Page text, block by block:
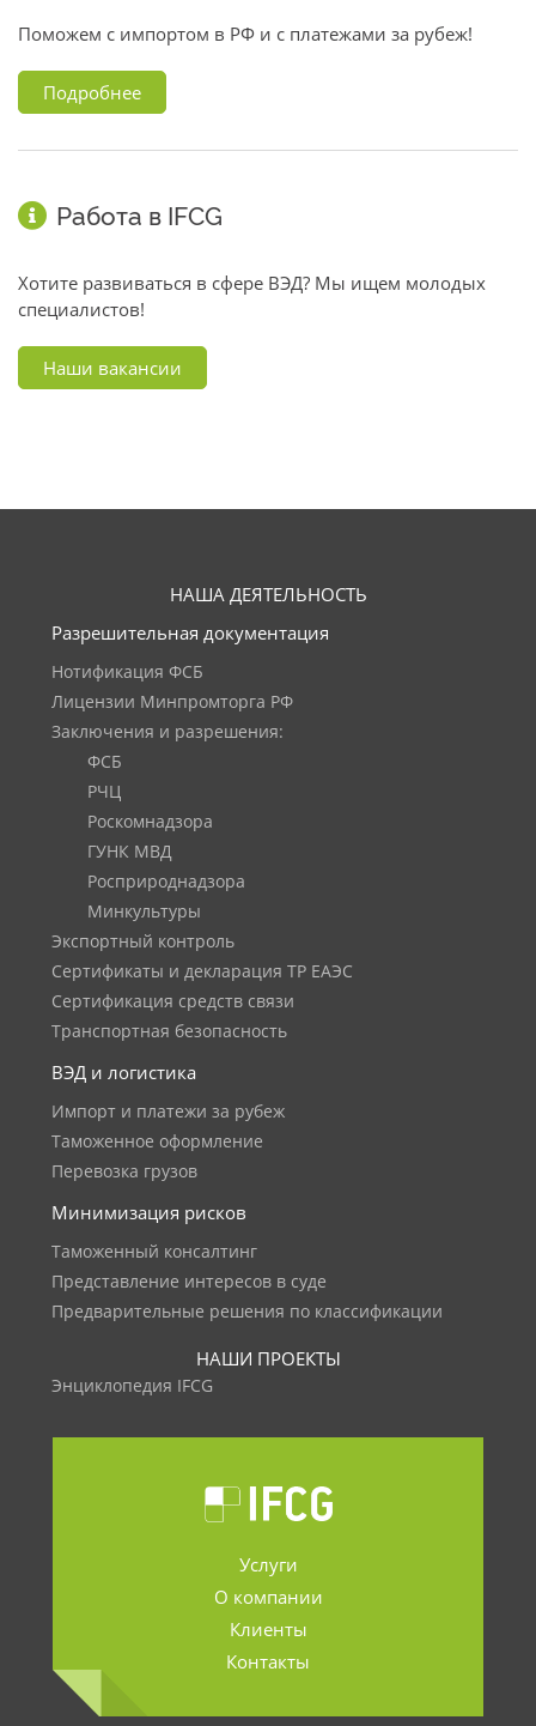
Поможем с импортом в РФ и с платежами за рубеж!
Подробнее
Работа в IFCG
Хотите развиваться в сфере ВЭД? Мы ищем молодых
специалистов!
Наши вакансии
НАША ДЕЯТЕЛЬНОСТЬ
Разрешительная документация
Нотификация ФСБ
Лицензии Минпромторга РФ
Заключения и разрешения:
ФСБ
РЧЦ
Роскомнадзора
ГУНК МВД
Росприроднадзора
Минкультуры
Экспортный контроль
Сертификаты и декларация ТР ЕАЭС
Сертификация средств связи
Транспортная безопасность
ВЭД и логистика
Импорт и платежи за рубеж
Таможенное оформление
Перевозка грузов
Минимизация рисков
Таможенный консалтинг
Представление интересов в суде
Предварительные решения по классификации
НАШИ ПРОЕКТЫ
Энциклопедия IFCG
Услуги
О компании
Клиенты
Контакты